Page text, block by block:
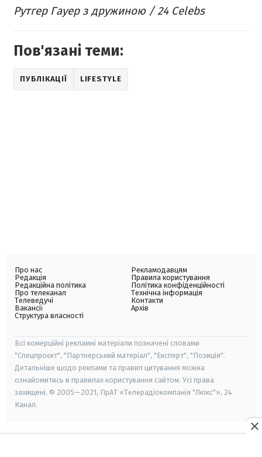
Рутгер Гауер з дружиною / 24 Celebs
Пов'язані теми:
ПУБЛІКАЦІЇ LIFESTYLE
Про нас
Редакція
Редакційна політика
Про телеканал
Телеведучі
Вакансії
Структура власності
Рекламодавцям
Правила користування
Політика конфіденційності
Технічна інформація
Контакти
Архів
Всі комерційні рекламні матеріали позначені словами
"Спецпроєкт", "Партнерський матеріал", "Експерт", "Позиція".
Детальніше щодо реклами та правил цитування можна
ознайомитись в правилах користування сайтом. Усі права
захищені. © 2005—2021, ПрАТ «Телерадіокомпанія "Люкс"», 24
Канал.